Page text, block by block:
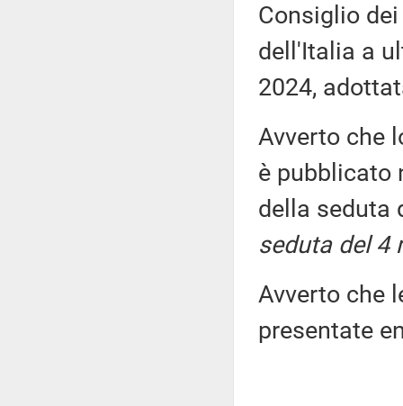
Consiglio
dell'Italia a
2024,
Avverto che
è pubblicato
della seduta
seduta del 4
Avverto che
presentate